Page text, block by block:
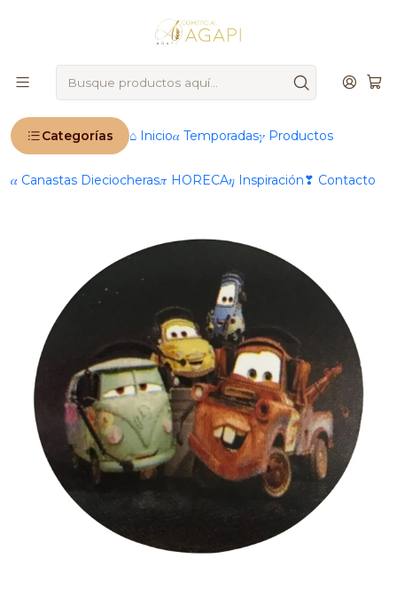
Categorías ⌂ Inicio𝛼 Temporadas𝛾 Productos
𝛼 Canastas Dieciocheras𝜋 HORECA𝜂 Inspiración❣ Contacto
IMPORTANTE: Ahora operamos 100 % online 🚨
Inicio Productos 🛍️ Envases & Utensilios
Otros
Stickers
niñ@s
Sticker o Etiqueta Infantil Niños Y Niñas Rollo 1000
Unidades Aprox